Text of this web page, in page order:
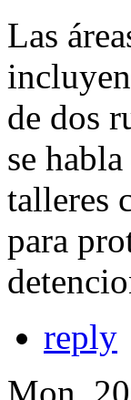
Las
de dos
se
talleres
para
reply
Mon,